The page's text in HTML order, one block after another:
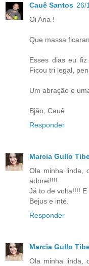
Cauê Santos 26/
Oi Ana !
Que massa
Esses dias eu
Ficou tri legal,
Um abração e
Bjão, Cauê
Responder
Marcia Gullo
Ola minha linda,
adorei!!!!
Já to de volta!!!!
Bejus e inté.
Responder
Marcia Gullo
Ola minha linda,